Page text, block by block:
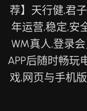
荐】天行健,君
年运营,稳定,安
WM真人,登录
APP后随时畅玩
戏,网页与手机